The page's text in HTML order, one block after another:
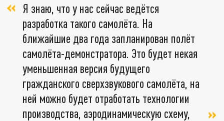
Я знаю, что у нас сейчас ведётся
разработка такого самолёта. На
ближайшие два года запланирован полёт
самолёта-демонстратора. Это будет некая
уменьшенная версия будущего
гражданского сверхзвукового самолёта, на
ней можно будет отработать технологии
производства, аэродинамическую схему,